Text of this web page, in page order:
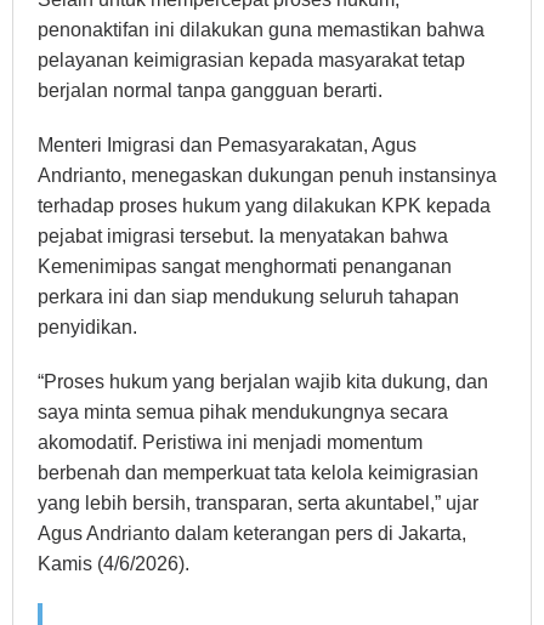
penonaktifan ini dilakukan guna memastikan bahwa
pelayanan keimigrasian kepada masyarakat tetap
berjalan normal tanpa gangguan berarti.
Menteri Imigrasi dan Pemasyarakatan, Agus
Andrianto, menegaskan dukungan penuh instansinya
terhadap proses hukum yang dilakukan KPK kepada
pejabat imigrasi tersebut. Ia menyatakan bahwa
Kemenimipas sangat menghormati penanganan
perkara ini dan siap mendukung seluruh tahapan
penyidikan.
“Proses hukum yang berjalan wajib kita dukung, dan
saya minta semua pihak mendukungnya secara
akomodatif. Peristiwa ini menjadi momentum
berbenah dan memperkuat tata kelola keimigrasian
yang lebih bersih, transparan, serta akuntabel,” ujar
Agus Andrianto dalam keterangan pers di Jakarta,
Kamis (4/6/2026).